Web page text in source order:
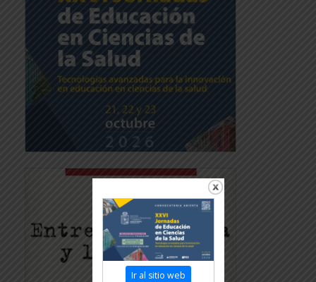
Ir al sitio web